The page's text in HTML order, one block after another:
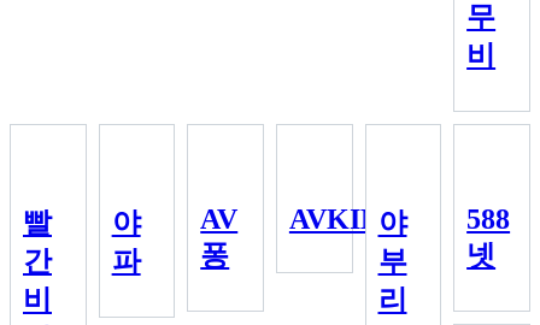
무
비
빨
간
비
야
파
AV
퐁
AVKIM야
부
리
588
넷